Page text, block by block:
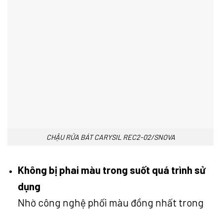
CHẬU RỬA BÁT CARYSIL REC2-02/SNOVA
Không bị phai màu trong suốt quá trình sử
dụng
Nhờ công nghệ phối màu đồng nhất trong